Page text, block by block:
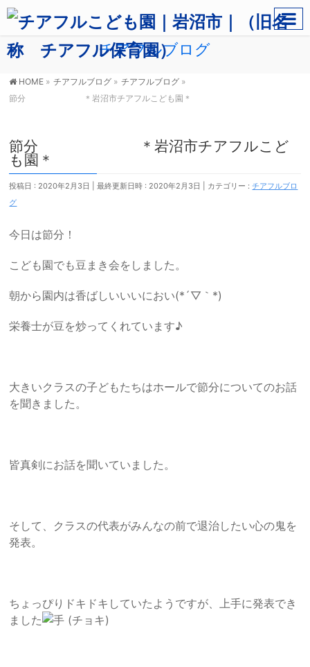
チアフルブログ
HOME » チアフルブログ » チアフルブログ »
節分 ＊岩沼市チアフルこども園＊
節分 ＊岩沼市チアフルこど
も園＊
投稿日 : 2020年2月3日 最終更新日時 : 2020年2月3日 カテゴリー :チアフルブロ
グ
今日は節分！
こども園でも豆まき会をしました。
朝から園内は香ばしいいいにおい(*´▽｀*)
栄養士が豆を炒ってくれています♪
大きいクラスの子どもたちはホールで節分についてのお話
を聞きました。
皆真剣にお話を聞いていました。
そして、クラスの代表がみんなの前で退治したい心の鬼を
発表。
ちょっぴりドキドキしていたようですが、上手に発表でき
ました